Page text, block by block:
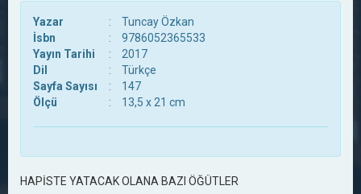
Yazar :
Tuncay Özkan
İsbn
:
9786052365533
Yayın Tarihi
:
2017
Dil
:
Türkçe
Sayfa Sayısı
:
147
Ölçü
: 13,5 x 21 cm
HAPİSTE YATACAK OLANA BAZI ÖĞÜTLER